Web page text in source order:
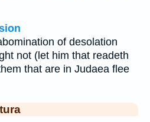
of desolation
not (let him that readeth
that are in Judaea flee